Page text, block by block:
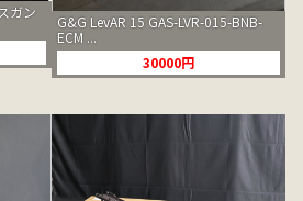
ガン
G&G LevAR 15 GAS-LVR-015-BNB-
ECM ...
30000円